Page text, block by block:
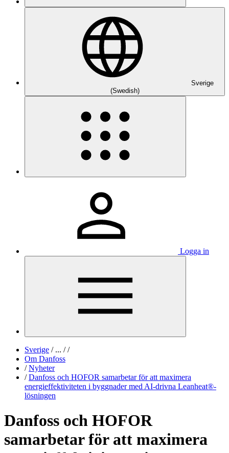
Sverige
(Swedish)
Logga in
Sverige /... / /
Om Danfoss
/ Nyheter
/ Danfoss och HOFOR samarbetar för att maximera
energieffektiviteten i byggnader med AI-drivna Leanheat®-
lösningen
Danfoss och HOFOR
samarbetar för att maximera